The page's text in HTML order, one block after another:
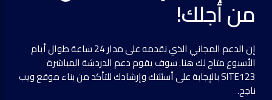
من أجلك!
إن الدعم المجاني الذي نقدمه على مدار 24 ساعة طوال أيام
الأسبوع متاح لك هنا. سوف يقوم دعم الدردشة المباشرة
SITE123 بالإجابة على أسئلتك وإرشادك للتأكد من بناء موقع ويب
ناجح.